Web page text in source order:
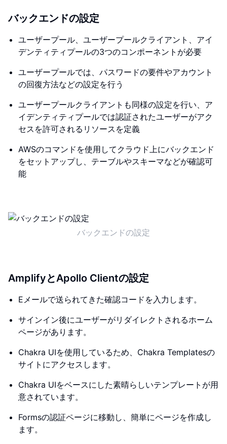
バックエンドの設定
ユーザープール、ユーザープールクライアント、アイ
デンティティプールの3つのコンポーネントが必要
ユーザープールでは、パスワードの要件やアカウント
の回復方法などの設定を行う
ユーザープールクライアントも同様の設定を行い、ア
イデンティティプールでは認証されたユーザーがアク
セスを許可されるリソースを定義
AWSのコマンドを使用してクラウド上にバックエンド
をセットアップし、テーブルやスキーマなどが確認可
能
バックエンドの設定
AmplifyとApollo Clientの設定
Eメールで送られてきた確認コードを入力します。
サインイン後にユーザーがリダイレクトされるホーム
ページがあります。
Chakra UIを使用しているため、Chakra Templatesの
サイトにアクセスします。
Chakra UIをベースにした素晴らしいテンプレートが用
意されています。
Formsの認証ページに移動し、簡単にページを作成し
ます。